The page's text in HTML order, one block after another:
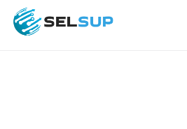
SelSup